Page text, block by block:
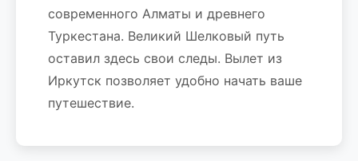
современного Алматы и древнего
Туркестана. Великий Шелковый путь
оставил здесь свои следы. Вылет из
Иркутск позволяет удобно начать ваше
путешествие.